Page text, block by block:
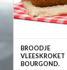
BROODJE
VLEESKROKET
BOURGOND.